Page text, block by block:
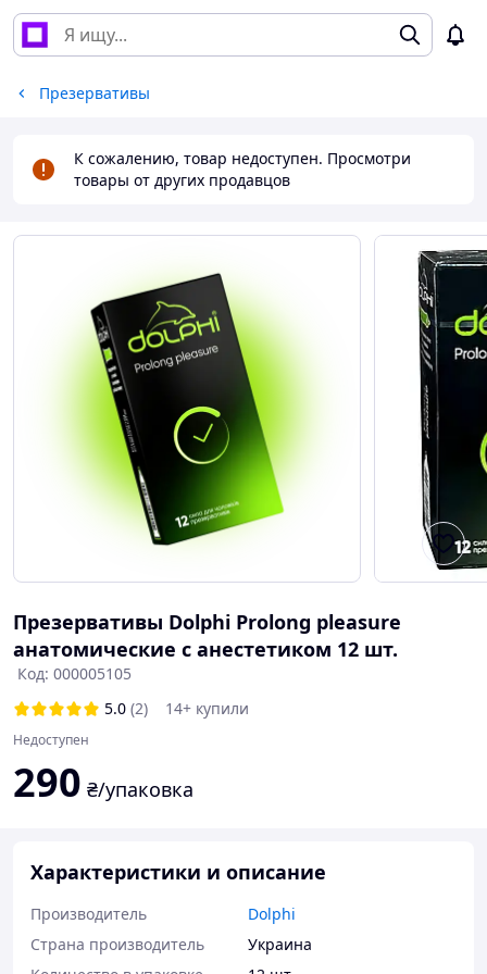
Презервативы
К сожалению, товар недоступен. Просмотри
товары от других продавцов
Презервативы Dolphi Prolong pleasure
анатомические с анестетиком 12 шт.
Код: 000005105
5.0 (2) 14+ купили
Недоступен
290 ₴/упаковка
Характеристики и описание
Производитель
Dolphi
Страна производитель
Украина